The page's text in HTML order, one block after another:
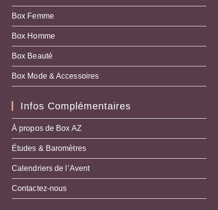
Box Femme
Box Homme
Box Beauté
Box Mode & Accessoires
Infos Complémentaires
À propos de Box AZ
Études & Baromètres
Calendriers de l’Avent
Contactez-nous